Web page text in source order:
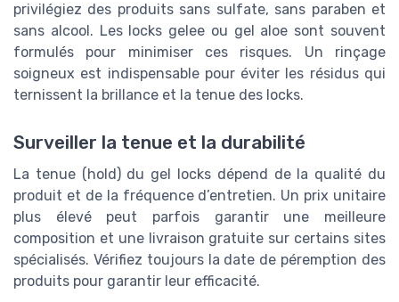
privilégiez des produits sans sulfate, sans paraben et
sans alcool. Les locks gelee ou gel aloe sont souvent
formulés pour minimiser ces risques. Un rinçage
soigneux est indispensable pour éviter les résidus qui
ternissent la brillance et la tenue des locks.
Surveiller la tenue et la durabilité
La tenue (hold) du gel locks dépend de la qualité du
produit et de la fréquence d’entretien. Un prix unitaire
plus élevé peut parfois garantir une meilleure
composition et une livraison gratuite sur certains sites
spécialisés. Vérifiez toujours la date de péremption des
produits pour garantir leur efficacité.